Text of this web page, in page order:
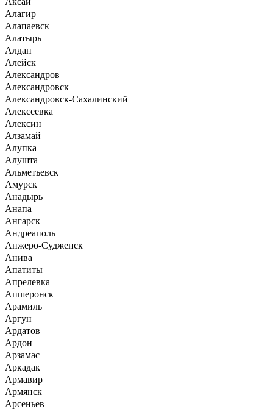
Алагир
Алапаевск
Алатырь
Алдан
Алейск
Александров
Александровск
Александровск-Сахалинский
Алексеевка
Алексин
Алзамай
Алупка
Алушта
Альметьевск
Амурск
Анадырь
Анапа
Ангарск
Андреаполь
Анжеро-Судженск
Анива
Апатиты
Апрелевка
Апшеронск
Арамиль
Аргун
Ардатов
Ардон
Арзамас
Аркадак
Армавир
Армянск
Арсеньев